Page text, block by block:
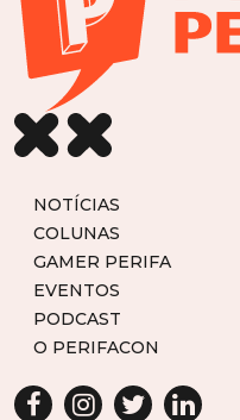
NOTÍCIAS
COLUNAS
GAMER PERIFA
EVENTOS
PODCAST
O PERIFACON